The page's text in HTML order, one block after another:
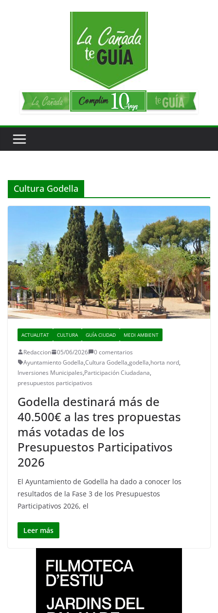
Cultura Godella
ACTUALITAT CULTURA GUÍA CIUDAD MEDI AMBIENT
Redaccion 05/06/2026
0 comentarios
Ayuntamiento Godella,Cultura Godella,godella,horta nord,
Inversiones Municipales,Participación Ciudadana,
presupuestos participativos
Godella destinará más de
40.500€ a las tres propuestas
más votadas de los
Presupuestos Participativos
2026
El Ayuntamiento de Godella ha dado a conocer los
resultados de la Fase 3 de los Presupuestos
Participativos 2026, el
Leer más